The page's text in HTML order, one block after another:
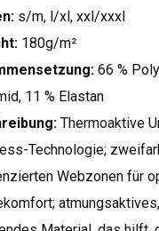
s/m, l/xl, xxl/xxxl
180g/m²
66 %
11 % Elastan
Thermoaktive
Technologie;
Webzonen für